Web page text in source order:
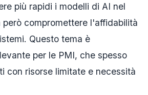
più rapidi i modelli di AI nel
però compromettere l'affidabilità
Questo tema è
per le PMI, che spesso
con risorse limitate e necessità